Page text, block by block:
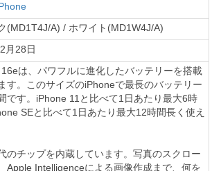
(MD1T4J/A) / ホワイト(MD1W4J/A)
月28日
は、パワフルに進化したバッテリーを搭載
す。このサイズのiPhoneで最長のバッテリー
です。iPhone 11と比べて1日あたり最大6時
SEと比べて1日あたり最大12時間長く使え
のチップを内蔵しています。写真のスクロー
Apple Intelligenceによる画像作成まで、何を